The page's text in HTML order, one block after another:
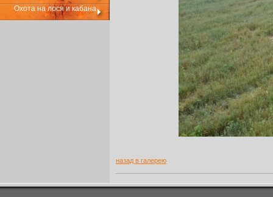
Охота на лося и кабана
назад в галерею